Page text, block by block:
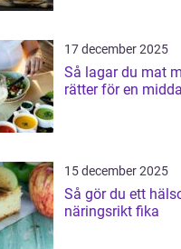
17 december 2025
Så lagar du mat
rätter för en
15 december 2025
Så gör du ett
näringsrikt fika